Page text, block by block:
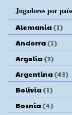
Jugadores por
Alemania (1)
Andorra (1)
Argelia (3)
Argentina (43)
Bolivia (1)
Bosnia (4)